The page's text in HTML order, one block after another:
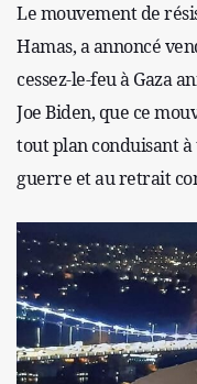
Le mouvement de
Hamas, a annoncé
cessez-le-feu à Gaza
Joe Biden, que ce
tout plan conduisant
guerre et au retrait